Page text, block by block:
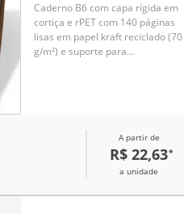
Caderno B6 com capa rígida em
cortiça e rPET com 140 páginas
lisas em papel kraft reciclado (70
g/m²) e suporte para
|Esferográfica: ø10 x 141 mm
A partir de
R$ 22,63*
a unidade